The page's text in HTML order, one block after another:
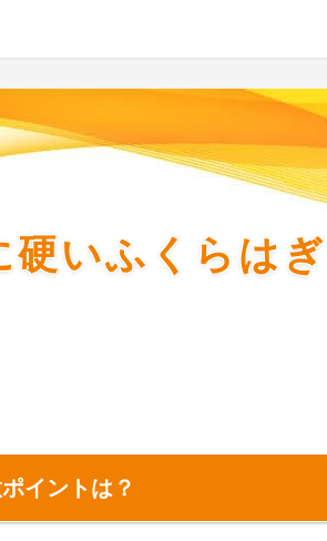
硬いふくらは
イントは？